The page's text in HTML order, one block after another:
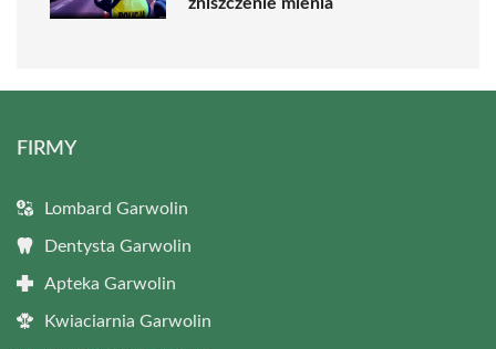
FIRMY
Lombard Garwolin
Dentysta Garwolin
Apteka Garwolin
Kwiaciarnia Garwolin